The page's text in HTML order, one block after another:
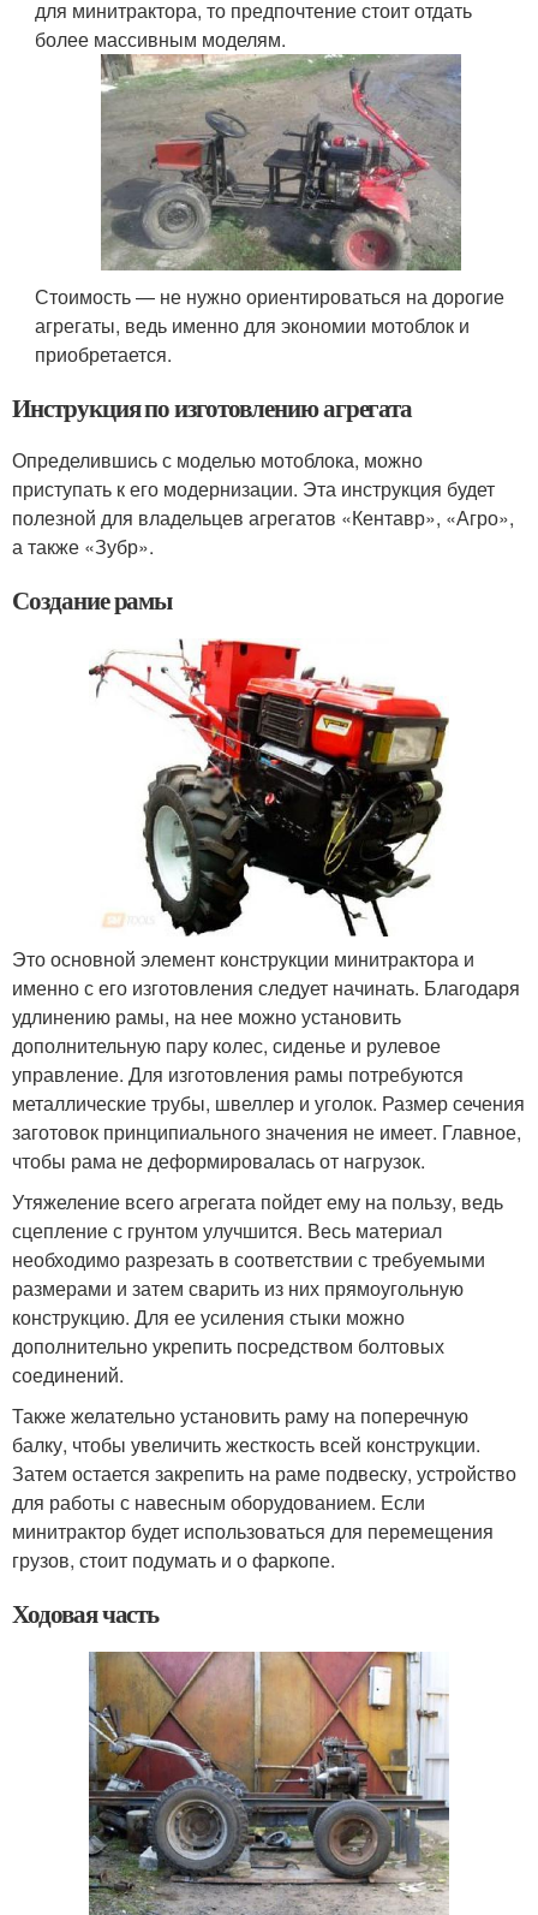
для минитрактора, то предпочтение стоит отдать
более массивным моделям.
Стоимость — не нужно ориентироваться на дорогие
агрегаты, ведь именно для экономии мотоблок и
приобретается.
Инструкция по изготовлению агрегата
Определившись с моделью мотоблока, можно
приступать к его модернизации. Эта инструкция будет
полезной для владельцев агрегатов «Кентавр», «Агро»,
а также «Зубр».
Создание рамы
Это основной элемент конструкции минитрактора и
именно с его изготовления следует начинать. Благодаря
удлинению рамы, на нее можно установить
дополнительную пару колес, сиденье и рулевое
управление. Для изготовления рамы потребуются
металлические трубы, швеллер и уголок. Размер сечения
заготовок принципиального значения не имеет. Главное,
чтобы рама не деформировалась от нагрузок.
Утяжеление всего агрегата пойдет ему на пользу, ведь
сцепление с грунтом улучшится. Весь материал
необходимо разрезать в соответствии с требуемыми
размерами и затем сварить из них прямоугольную
конструкцию. Для ее усиления стыки можно
дополнительно укрепить посредством болтовых
соединений.
Также желательно установить раму на поперечную
балку, чтобы увеличить жесткость всей конструкции.
Затем остается закрепить на раме подвеску, устройство
для работы с навесным оборудованием. Если
минитрактор будет использоваться для перемещения
грузов, стоит подумать и о фаркопе.
Ходовая часть